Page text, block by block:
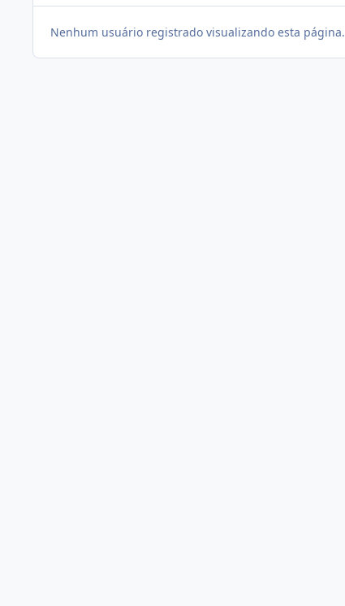
Nenhum usuário registrado visualizando esta página.